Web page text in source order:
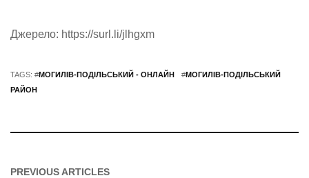
Джерело: https://surl.li/jlhgxm
TAGS: #МОГИЛІВ-ПОДІЛЬСЬКИЙ - ОНЛАЙН #МОГИЛІВ-ПОДІЛЬСЬКИЙ
РАЙОН
PREVIOUS ARTICLES